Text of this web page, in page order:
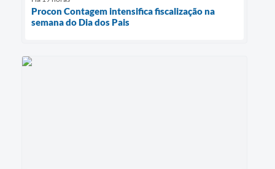
Procon Contagem intensifica fiscalização na
semana do Dia dos Pais